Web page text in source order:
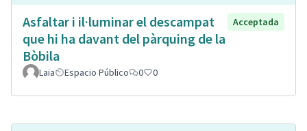
Asfaltar i il·luminar el descampat
que hi ha davant del pàrquing de la
Bòbila
Acceptada
Laia Espacio Público 0 0